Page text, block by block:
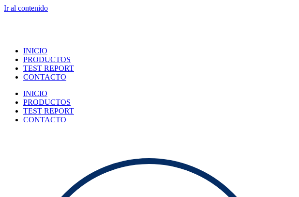
Ir al contenido
INICIO
PRODUCTOS
TEST REPORT
CONTACTO
INICIO
PRODUCTOS
TEST REPORT
CONTACTO